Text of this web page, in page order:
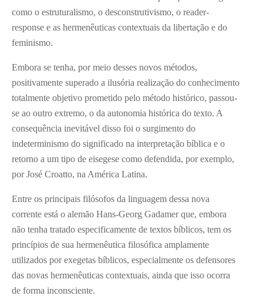
como o estruturalismo, o desconstrutivismo, o reader-
response e as hermenêuticas contextuais da libertação e do
feminismo.
Embora se tenha, por meio desses novos métodos,
positivamente superado a ilusória realização do conhecimento
totalmente objetivo prometido pelo método histórico, passou-
se ao outro extremo, o da autonomia histórica do texto. A
consequência inevitável disso foi o surgimento do
indeterminismo do significado na interpretação bíblica e o
retorno a um tipo de eisegese como defendida, por exemplo,
por José Croatto, na América Latina.
Entre os principais filósofos da linguagem dessa nova
corrente está o alemão Hans-Georg Gadamer que, embora
não tenha tratado especificamente de textos bíblicos, tem os
princípios de sua hermenêutica filosófica amplamente
utilizados por exegetas bíblicos, especialmente os defensores
das novas hermenêuticas contextuais, ainda que isso ocorra
de forma inconsciente.